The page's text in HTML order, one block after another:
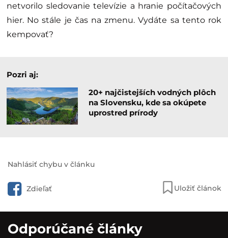
netvorilo sledovanie televízie a hranie počítačových
hier. No stále je čas na zmenu. Vydáte sa tento rok
kempovať?
Pozri aj:
20+ najčistejších vodných plôch
na Slovensku, kde sa okúpete
uprostred prírody
Nahlásiť chybu v článku
Zdieľať Uložiť článok
Odporúčané články